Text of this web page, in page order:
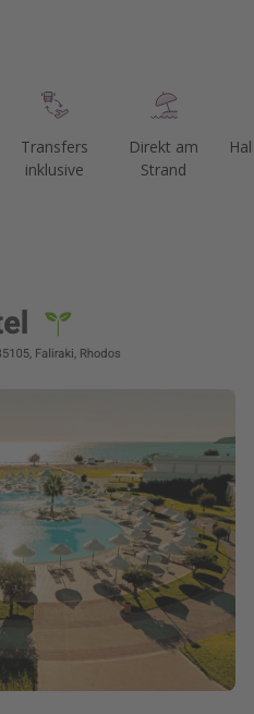
Transfers
inklusive
Direkt am
Strand